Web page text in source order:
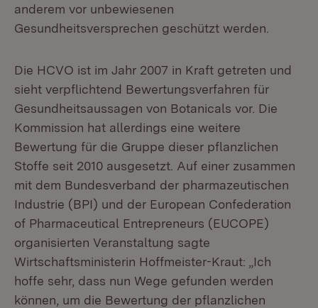
anderem vor unbewiesenen
Gesundheitsversprechen geschützt werden.
Die HCVO ist im Jahr 2007 in Kraft getreten und
sieht verpflichtend Bewertungsverfahren für
Gesundheitsaussagen von Botanicals vor. Die
Kommission hat allerdings eine weitere
Bewertung für die Gruppe dieser pflanzlichen
Stoffe seit 2010 ausgesetzt. Auf einer zusammen
mit dem Bundesverband der pharmazeutischen
Industrie (BPI) und der European Confederation
of Pharmaceutical Entrepreneurs (EUCOPE)
organisierten Veranstaltung sagte
Wirtschaftsministerin Hoffmeister-Kraut: „Ich
hoffe sehr, dass nun Wege gefunden werden
können, um die Bewertung der pflanzlichen